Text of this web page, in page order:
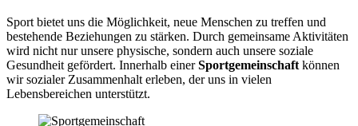
Sport bietet uns die Möglichkeit, neue Menschen zu treffen und
bestehende Beziehungen zu stärken. Durch gemeinsame Aktivitäten
wird nicht nur unsere physische, sondern auch unsere soziale
Gesundheit gefördert. Innerhalb einerSportgemeinschaft können
wir sozialer Zusammenhalt erleben, der uns in vielen
Lebensbereichen unterstützt.